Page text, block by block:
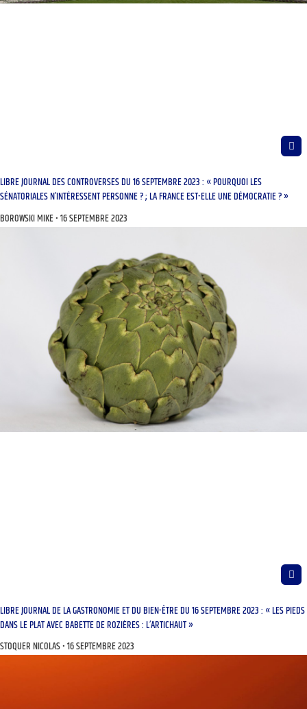
LIBRE JOURNAL DES CONTROVERSES DU 16 SEPTEMBRE 2023 : « POURQUOI LES
SÉNATORIALES N’INTÉRESSENT PERSONNE ? ; LA FRANCE EST-ELLE UNE DÉMOCRATIE ? »
BOROWSKI MIKE 16 SEPTEMBRE 2023
LIBRE JOURNAL DE LA GASTRONOMIE ET DU BIEN-ÊTRE DU 16 SEPTEMBRE 2023 : « LES PIEDS
DANS LE PLAT AVEC BABETTE DE ROZIÈRES : L’ARTICHAUT »
STOQUER NICOLAS 16 SEPTEMBRE 2023